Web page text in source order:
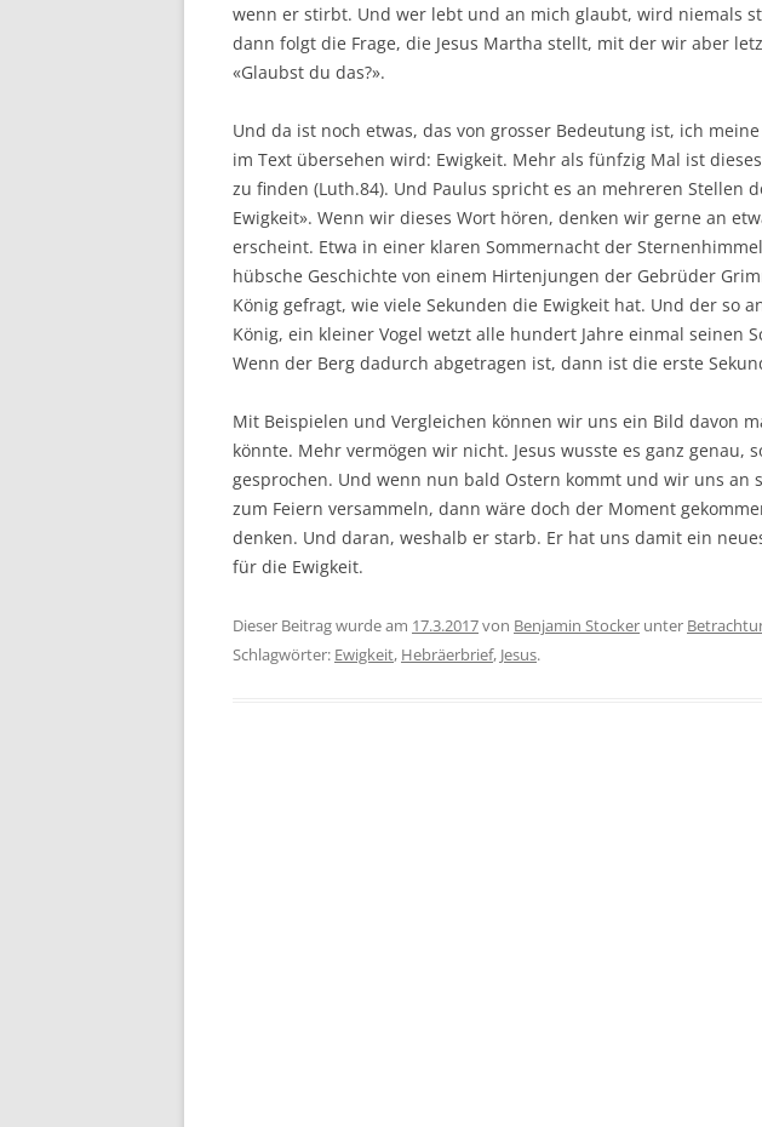
wenn er stirbt. Und wer lebt und an mich glaubt, wird niemals
dann folgt die Frage, die Jesus Martha stellt, mit der wir aber
«Glaubst du das?».
Und da ist noch etwas, das von grosser Bedeutung ist, ich
im Text übersehen wird: Ewigkeit. Mehr als fünfzig Mal ist
zu finden (Luth.84). Und Paulus spricht es an mehreren Stellen
Ewigkeit». Wenn wir dieses Wort hören, denken wir gerne an
erscheint. Etwa in einer klaren Sommernacht der
hübsche Geschichte von einem Hirtenjungen der Gebrüder
König gefragt, wie viele Sekunden die Ewigkeit hat. Und der so
König, ein kleiner Vogel wetzt alle hundert Jahre einmal seinen
Wenn der Berg dadurch abgetragen ist, dann ist die erste
Mit Beispielen und Vergleichen können wir uns ein Bild davon
könnte. Mehr vermögen wir nicht. Jesus wusste es ganz genau,
gesprochen. Und wenn nun bald Ostern kommt und wir uns an
zum Feiern versammeln, dann wäre doch der Moment
denken. Und daran, weshalb er starb. Er hat uns damit ein
für die Ewigkeit.
Dieser Beitrag wurde am 17.3.2017von Benjamin Stocker unter
Schlagwörter: Ewigkeit, Hebräerbrief, Jesus.